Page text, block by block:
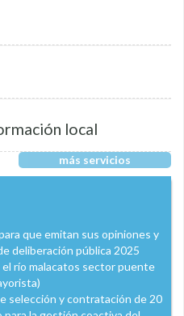
local
más servicios
que emitan sus opiniones y
deliberación pública 2025
río malacatos sector puente
selección y contratación de 20